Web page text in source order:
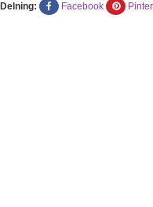
Delning: Facebook